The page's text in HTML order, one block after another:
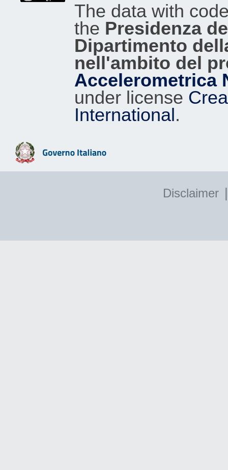
The data with
the Presidenza
Dipartimento
nell'ambito del
Accelerometrica
under license
International.
Disclaimer